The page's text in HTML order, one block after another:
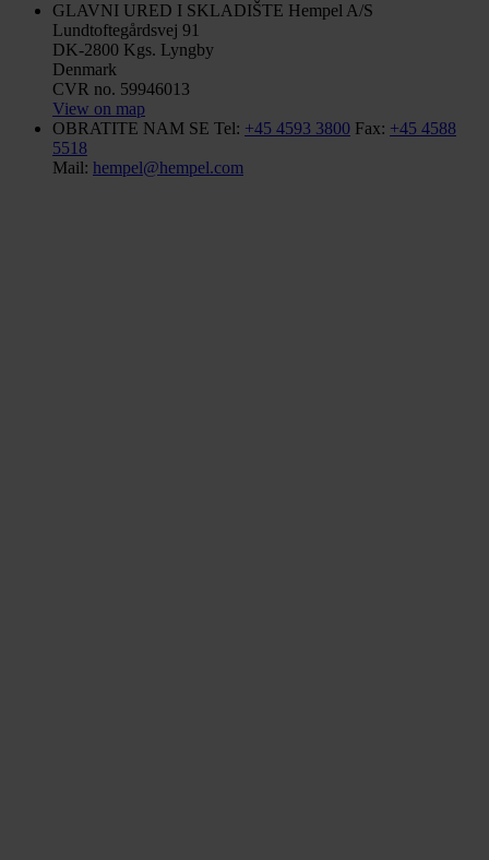
GLAVNI URED I SKLADIŠTE Hempel A/S
Lundtoftegårdsvej 91
DK-2800 Kgs. Lyngby
Denmark
CVR no. 59946013
View on map
OBRATITE NAM SE Tel: +45 4593 3800 Fax: +45 4588
5518
Mail: hempel@hempel.com